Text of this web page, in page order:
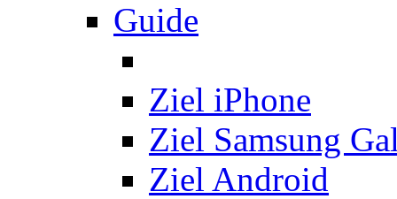
Guide
Ziel iPhone
Ziel Samsung
Ziel Android